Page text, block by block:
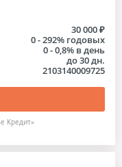
30 000 ₽
0 - 292% годовых
0 - 0,8% в день
до 30 дн.
2103140009725
Кредит»